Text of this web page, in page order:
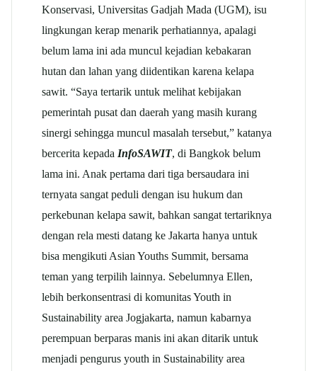
Konservasi, Universitas Gadjah Mada (UGM), isu
lingkungan kerap menarik perhatiannya, apalagi
belum lama ini ada muncul kejadian kebakaran
hutan dan lahan yang diidentikan karena kelapa
sawit. “Saya tertarik untuk melihat kebijakan
pemerintah pusat dan daerah yang masih kurang
sinergi sehingga muncul masalah tersebut,” katanya
bercerita kepada InfoSAWIT, di Bangkok belum
lama ini. Anak pertama dari tiga bersaudara ini
ternyata sangat peduli dengan isu hukum dan
perkebunan kelapa sawit, bahkan sangat tertariknya
dengan rela mesti datang ke Jakarta hanya untuk
bisa mengikuti Asian Youths Summit, bersama
teman yang terpilih lainnya. Sebelumnya Ellen,
lebih berkonsentrasi di komunitas Youth in
Sustainability area Jogjakarta, namun kabarnya
perempuan berparas manis ini akan ditarik untuk
menjadi pengurus youth in Sustainability area